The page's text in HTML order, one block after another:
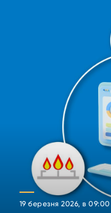
19 березня 2026, в 09:00